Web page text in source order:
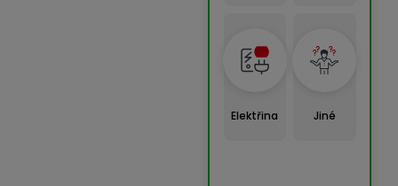
Elektřina Jiné